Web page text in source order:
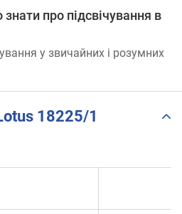
про підсвічування в
у звичайних і розумних
18225/1